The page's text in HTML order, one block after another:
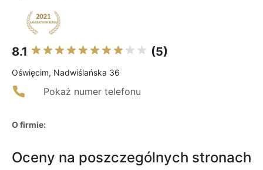
8.1 (5)
Oświęcim, Nadwiślańska 36
Pokaż numer telefonu
O firmie:
Oceny na poszczególnych stronach